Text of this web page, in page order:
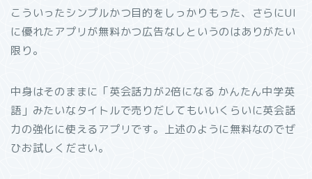
こういったシンプルかつ目的をしっかりもった、さらにUI
に優れたアプリが無料かつ広告なしというのはありがたい
限り。
中身はそのままに「英会話力が2倍になる かんたん中学英
語」みたいなタイトルで売りだしてもいいくらいに英会話
力の強化に使えるアプリです。上述のように無料なのでぜ
ひお試しください。